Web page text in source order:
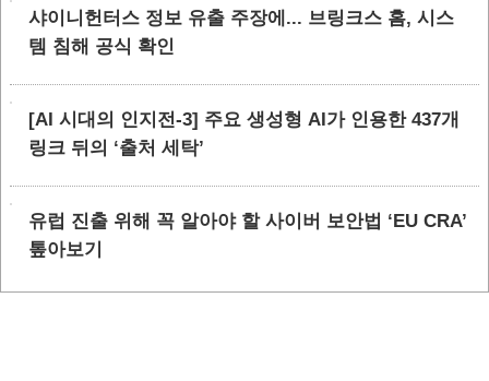
샤이니헌터스 정보 유출 주장에... 브링크스 홈, 시스
템 침해 공식 확인
[AI 시대의 인지전-3] 주요 생성형 AI가 인용한 437개
링크 뒤의 ‘출처 세탁’
유럽 진출 위해 꼭 알아야 할 사이버 보안법 ‘EU CRA’
톺아보기